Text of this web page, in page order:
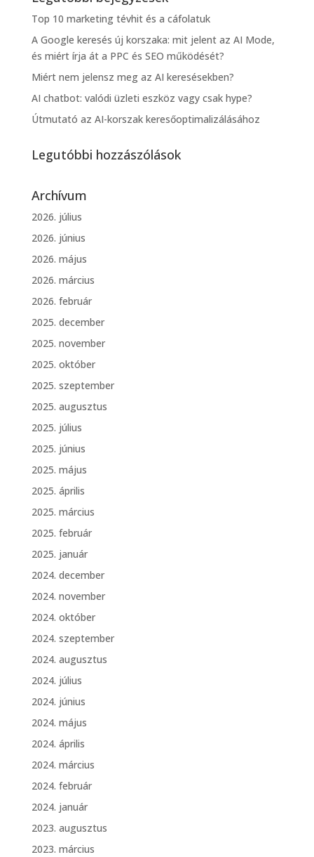
Top 10 marketing tévhit és a cáfolatuk
A Google keresés új korszaka: mit jelent az AI Mode,
és miért írja át a PPC és SEO működését?
Miért nem jelensz meg az AI keresésekben?
AI chatbot: valódi üzleti eszköz vagy csak hype?
Útmutató az AI-korszak keresőoptimalizálásához
Legutóbbi hozzászólások
Archívum
2026. július
2026. június
2026. május
2026. március
2026. február
2025. december
2025. november
2025. október
2025. szeptember
2025. augusztus
2025. július
2025. június
2025. május
2025. április
2025. március
2025. február
2025. január
2024. december
2024. november
2024. október
2024. szeptember
2024. augusztus
2024. július
2024. június
2024. május
2024. április
2024. március
2024. február
2024. január
2023. augusztus
2023. március